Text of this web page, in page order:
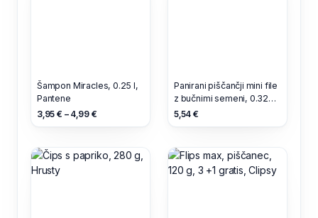
Šampon Miracles, 0.25 l,
Pantene
3,95 € – 4,99 €
Panirani piščančji mini file
z bučnimi semeni, 0.326
kg, Mercator
5,54 €